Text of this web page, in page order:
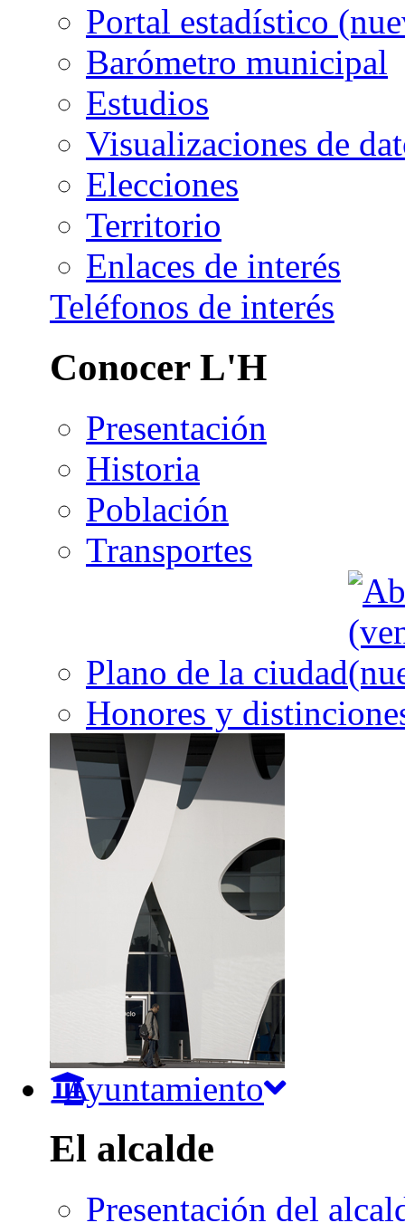
Portal estadístico
Barómetro municipal
Estudios
Visualizaciones de
Elecciones
Territorio
Enlaces de interés
Teléfonos de interés
Conocer L'H
Presentación
Historia
Población
Transportes
Plano de la ciudad
Honores y
Ayuntamiento
El alcalde
Presentación del